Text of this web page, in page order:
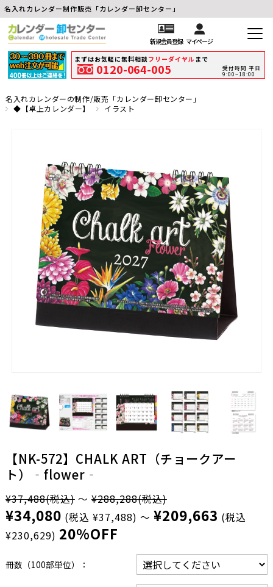
名入れカレンダー制作販売「カレンダー卸センター」
新規会員登録 マイページ
まずはお気軽に無料相談フリーダイヤル まで
0120-064-005
受付時間 平日
9:00~18:00
名入れカレンダーの制作/販売「カレンダー卸センター」
◆【卓上カレンダー】
イラスト
【NK-572】CHALK ART（チョークアー
ト）‐flower‐
¥37,488(税込) ～ ¥288,288(税込)
¥34,080 (税込 ¥37,488) ～ ¥209,663 (税込
¥230,629) 20%OFF
冊数（100部単位）：